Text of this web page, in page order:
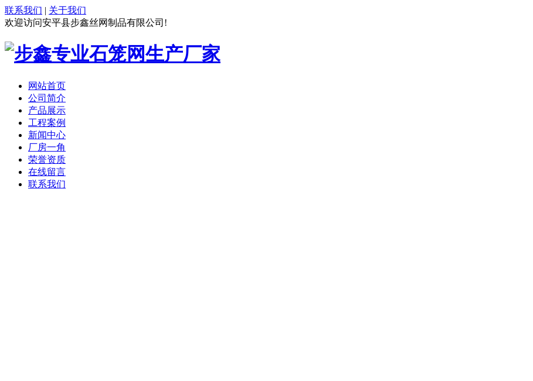
联系我们 | 关于我们
欢迎访问安平县步鑫丝网制品有限公司!
网站首页
公司简介
产品展示
工程案例
新闻中心
厂房一角
荣誉资质
在线留言
联系我们